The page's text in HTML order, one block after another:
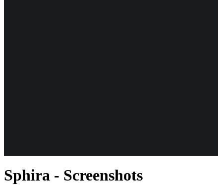
Sphira - Screenshots